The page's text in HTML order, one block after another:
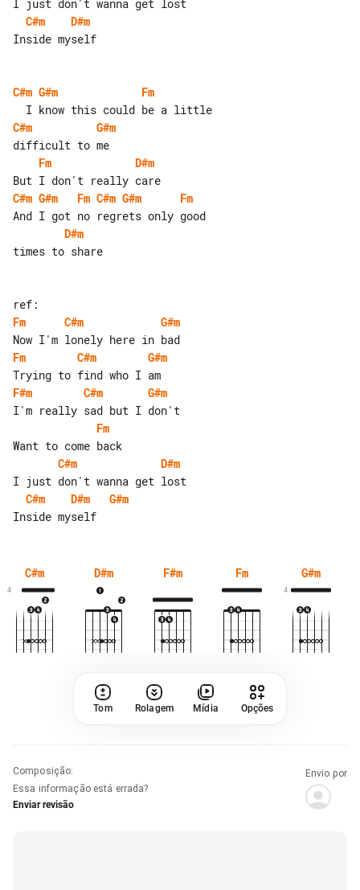
C#m
D#m
Inside myself
C#m G#m
Fm
C#m
G#m
Fm
D#m
C#m G#m Fm C#m G#m
Fm
D#m
times to share
Fm
C#m
G#m
Fm
C#m
G#m
F#m
C#m
G#m
Fm
C#m
D#m
C#m
D#m
G#m
C#m
4
D#m F#m Fm G#m
4
Tom Rolagem Mídia Opções
Composição:
Essa informação está errada?
Enviar revisão
Envio por